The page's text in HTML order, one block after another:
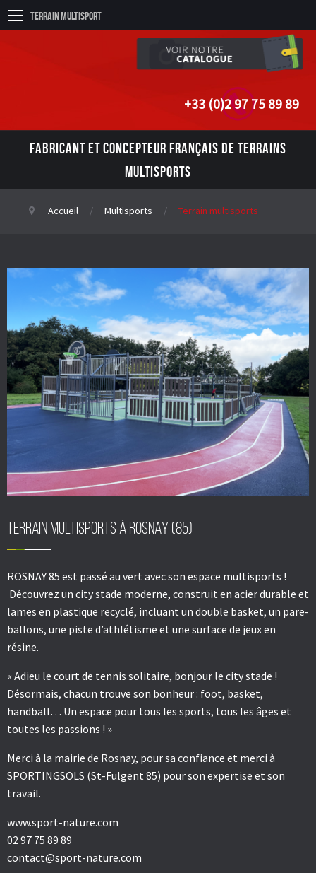
Terrain Multisport
+33 (0)2 97 75 89 89
FABRICANT ET CONCEPTEUR FRANÇAIS DE TERRAINS
MULTISPORTS
Accueil Multisports Terrain multisports
Terrain multisports à ROSNAY (85)
ROSNAY 85 est passé au vert avec son espace multisports !
Découvrez un city stade moderne, construit en acier durable et
lames en plastique recyclé, incluant un double basket, un pare-
ballons, une piste d’athlétisme et une surface de jeux en
résine.
« Adieu le court de tennis solitaire, bonjour le city stade !
Désormais, chacun trouve son bonheur : foot, basket,
handball… Un espace pour tous les sports, tous les âges et
toutes les passions ! »
Merci à la mairie de Rosnay, pour sa confiance et merci à
SPORTINGSOLS (St-Fulgent 85) pour son expertise et son
travail.
www.sport-nature.com
02 97 75 89 89
contact@sport-nature.com